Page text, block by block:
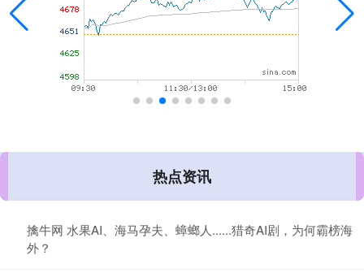
热点资讯
擒牛网 水果AI、海马孕夫、蟑螂人......猎奇AI剧，为何霸榜海
外？